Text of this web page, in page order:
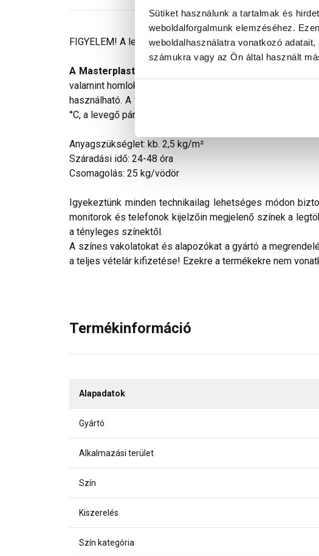
Sütiket használunk a tartalmak és
weboldalforgalmunk elemzéséhez.
weboldalhasználatra vonatkozó
számukra vagy az Ön által használt
FIGYELEM! A leírás végén fontos információkat talál a
A Masterplast Thermomaster akril vékonyvakolat
valamint homlokzati hőszigetelő rendszerek időjárásálló
használható. A vékonyvakolat felhordása előtt a
°C, a levegő páratartalma max. 80% lehet. A felületet
Anyagszükséglet: kb. 2,5 kg/m²
Száradási idő: 24-48 óra
Csomagolás: 25 kg/vödör
Igyekeztünk minden technikailag lehetséges módon
monitorok és telefonok kijelzőin megjelenő színek a
a tényleges színektől.
A színes vakolatokat és alapozókat a gyártó a
a teljes vételár kifizetése! Ezekre a termékekre nem
Termékinformáció
Alapadatok
Gyártó
Alkalmazási terület
Szín
Kiszerelés
Szín kategória